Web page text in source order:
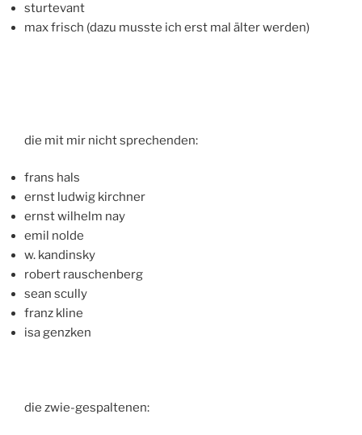
sturtevant
max frisch (dazu musste ich erst mal älter werden)
die mit mir nicht sprechenden:
frans hals
ernst ludwig kirchner
ernst wilhelm nay
emil nolde
w. kandinsky
robert rauschenberg
sean scully
franz kline
isa genzken
die zwie-gespaltenen: